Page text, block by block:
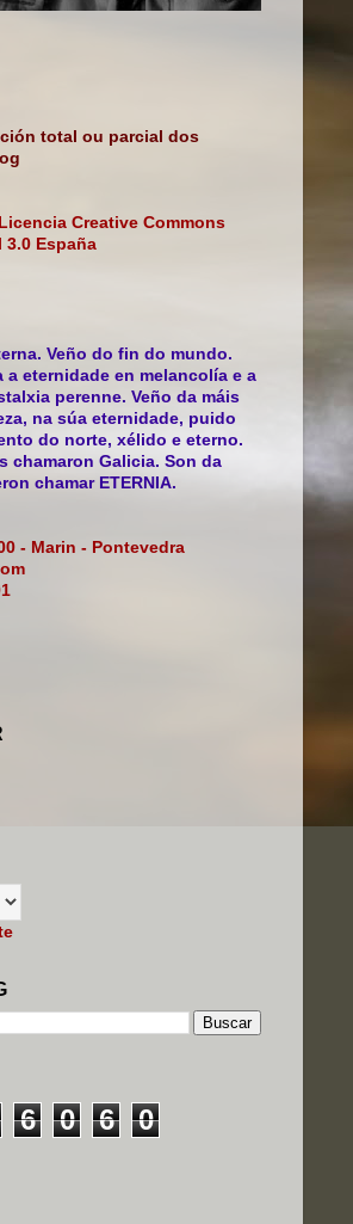
total ou parcial dos
Licencia Creative Commons
España
Veño do fin do mundo.
a eternidade en melancolía e a
perenne. Veño da máis
na súa eternidade, puido
do norte, xélido e eterno.
chamaron Galicia. Son da
chamar ETERNIA.
- Marin - Pontevedra
6 0 6 0